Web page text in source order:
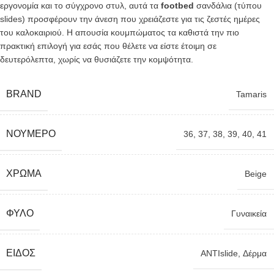
εργονομία και το σύγχρονο στυλ, αυτά τα footbed σανδάλια (τύπου
slides) προσφέρουν την άνεση που χρειάζεστε για τις ζεστές ημέρες
του καλοκαιριού. Η απουσία κουμπώματος τα καθιστά την πιο
πρακτική επιλογή για εσάς που θέλετε να είστε έτοιμη σε
δευτερόλεπτα, χωρίς να θυσιάζετε την κομψότητα.
BRAND Tamaris
ΝΟΎΜΕΡΟ 36, 37, 38, 39, 40, 41
ΧΡΏΜΑ Beige
ΦΎΛΟ Γυναικεία
ΕΊΔΟΣ ANTIslide, Δέρμα